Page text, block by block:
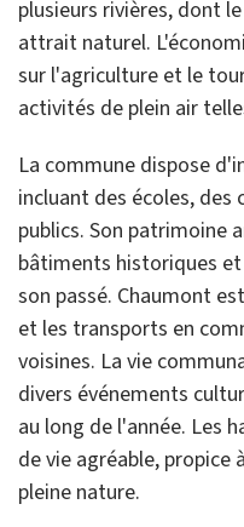
plusieurs rivières, dont
attrait naturel.
sur l'agriculture et le
activités de plein air
La commune dispose
incluant des écoles, des
publics. Son patrimoine
bâtiments historiques
son passé. Chaumont
et les transports en
voisines. La vie
divers événements
au long de l'année. Les
de vie agréable, propice
pleine nature.